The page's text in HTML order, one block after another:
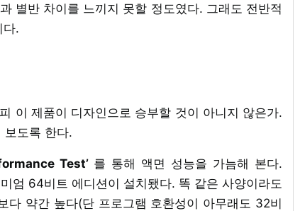
별반 차이를 느끼지 못할 정도였다. 그래도 전반적
다.
이 제품이 디자인으로 승부할 것이 아니지 않은가.
보도록 한다.
Test’를 통해 액면 성능을 가늠해 본다.
엄 64비트 에디션이 설치됐다. 똑 같은 사양이라도
약간 높다(단 프로그램 호환성이 아무래도 32비